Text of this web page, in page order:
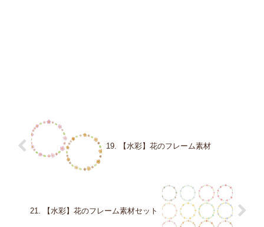
19. 【水彩】花のフレーム素材
21. 【水彩】花のフレーム素材セット